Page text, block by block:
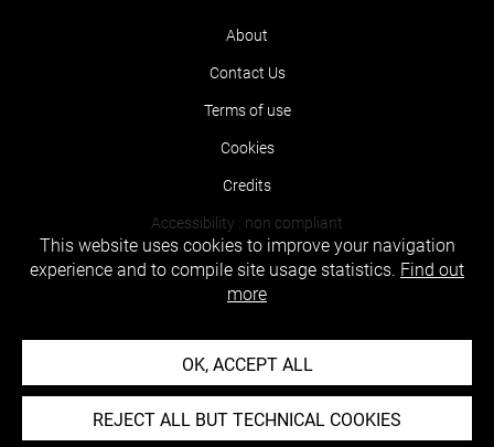
About
Contact Us
Terms of use
Cookies
Credits
Accessibility : non compliant
This website uses cookies to improve your navigation
experience and to compile site usage statistics. Find out
more
OK, ACCEPT ALL
REJECT ALL BUT TECHNICAL COOKIES